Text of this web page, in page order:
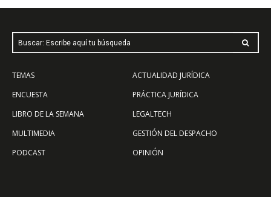
Buscar: Escribe aquí tu búsqueda
TEMAS
ENCUESTA
LIBRO DE LA SEMANA
MULTIMEDIA
PODCAST
ACTUALIDAD JURÍDICA
PRÁCTICA JURÍDICA
LEGALTECH
GESTIÓN DEL DESPACHO
OPINIÓN